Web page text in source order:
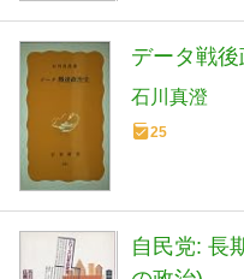
データ戦
石川真澄
25
自民党: 長